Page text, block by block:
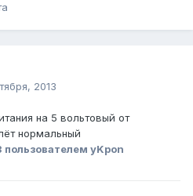
2013
на 5 вольтовый от
нормальный
пользователем yKpon